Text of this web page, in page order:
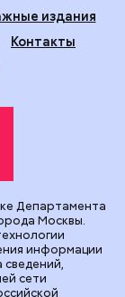
издания
Контакты
Департамента
Москвы.
информации
сведений,
сети